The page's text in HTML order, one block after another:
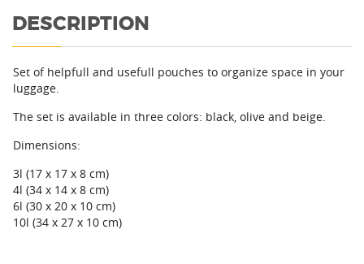
DESCRIPTION
Set of helpfull and usefull pouches to organize space in your
luggage.
The set is available in three colors: black, olive and beige.
Dimensions:
3l (17 x 17 x 8 cm)
4l (34 x 14 x 8 cm)
6l (30 x 20 x 10 cm)
10l (34 x 27 x 10 cm)